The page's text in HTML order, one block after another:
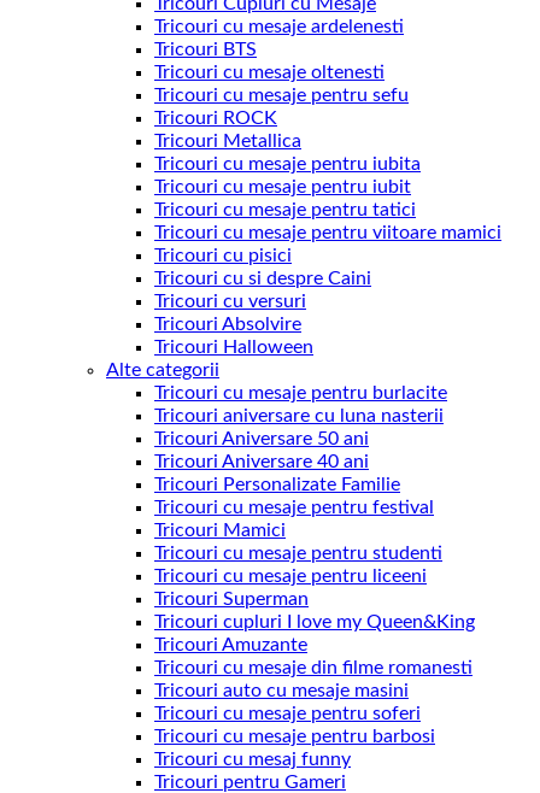
Tricouri cu mesaje ardelenesti
Tricouri BTS
Tricouri cu mesaje oltenesti
Tricouri cu mesaje pentru sefu
Tricouri ROCK
Tricouri Metallica
Tricouri cu mesaje pentru iubita
Tricouri cu mesaje pentru iubit
Tricouri cu mesaje pentru tatici
Tricouri cu mesaje pentru viitoare mamici
Tricouri cu pisici
Tricouri cu si despre Caini
Tricouri cu versuri
Tricouri Absolvire
Tricouri Halloween
Alte categorii
Tricouri cu mesaje pentru burlacite
Tricouri aniversare cu luna nasterii
Tricouri Aniversare 50 ani
Tricouri Aniversare 40 ani
Tricouri Personalizate Familie
Tricouri cu mesaje pentru festival
Tricouri Mamici
Tricouri cu mesaje pentru studenti
Tricouri cu mesaje pentru liceeni
Tricouri Superman
Tricouri cupluri I love my Queen&King
Tricouri Amuzante
Tricouri cu mesaje din filme romanesti
Tricouri auto cu mesaje masini
Tricouri cu mesaje pentru soferi
Tricouri cu mesaje pentru barbosi
Tricouri cu mesaj funny
Tricouri pentru Gameri